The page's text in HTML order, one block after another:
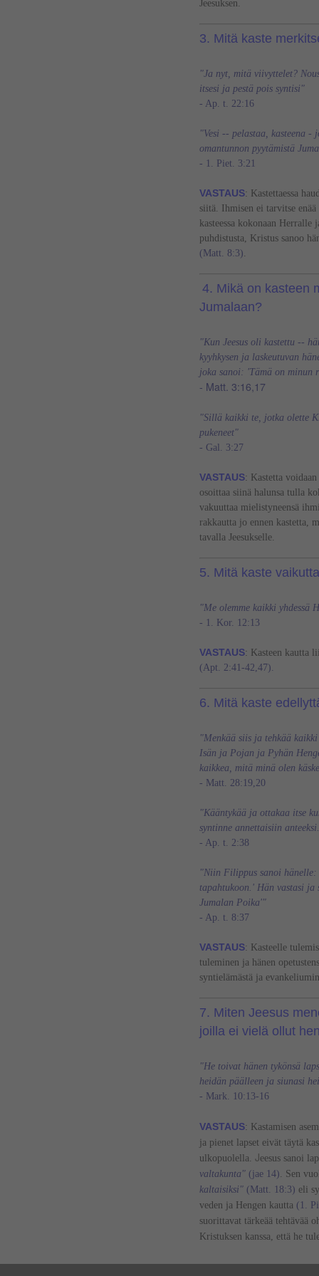
Jeesuksen.
3. Mitä kaste
"Ja nyt, mitä viivyttelet?
itsesi ja pestä pois syntisi"
- Ap. t. 22:16
"Vesi -- pelastaa, kasteena -
omantunnon pyytämistä
- 1. Piet. 3:21
VASTAUS: Kastettaessa
siitä. Ihmisen ei tarvitse
kasteessa kokonaan
puhdistusta, Kristus sanoo
(Matt. 8:3)
4. Mikä on kasteen
Jumalaan?
"Kun Jeesus oli kastettu --
kyyhkysen ja laskeutuvan
joka sanoi: 'Tämä on minun
- Matt. 3:16,17
"Sillä kaikki te, jotka olette
pukeneet"
- Gal. 3:27
VASTAUS: Kastetta
osoittaa siinä halunsa tulla
vakuuttaa mielistyneensä
rakkautta jo ennen kastetta,
tavalla Jeesukselle.
5. Mitä kaste
"Me olemme kaikki yhdessä
- 1. Kor. 12:13
VASTAUS: Kasteen kautta
(Apt. 2:41-42,47).
6. Mitä kaste
"Menkää siis ja tehkää
Isän ja Pojan ja Pyhän
kaikkea, mitä minä olen
- Matt. 28:19,20
"Kääntykää ja ottakaa itse
syntinne annettaisiin
- Ap. t. 2:38
"Niin Filippus sanoi hänelle:
tapahtukoon.' Hän vastasi ja
Jumalan Poika'"
- Ap. t. 8:37
VASTAUS: Kasteelle
tuleminen ja hänen
syntielämästä ja
7. Miten Jeesus
joilla ei vielä ollut
"He toivat hänen tykönsä
heidän päälleen ja siunasi
- Mark. 10:13-16
VASTAUS: Kastamisen
ja pienet lapset eivät täytä
ulkopuolella. Jeesus sanoi
valtakunta" (jae 14) . Sen
kaltaisiksi" (Matt. 18:3) eli
veden ja Hengen kautta (1.
suorittavat tärkeää tehtävää
Kristuksen kanssa, että he